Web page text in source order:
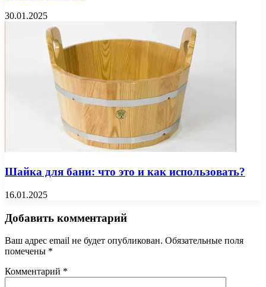
30.01.2025
Шайка для бани: что это и как использовать?
16.01.2025
Добавить комментарий
Ваш адрес email не будет опубликован. Обязательные поля
помечены *
Комментарий *